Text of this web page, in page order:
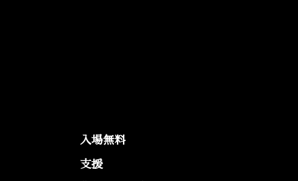
入場無料
支援